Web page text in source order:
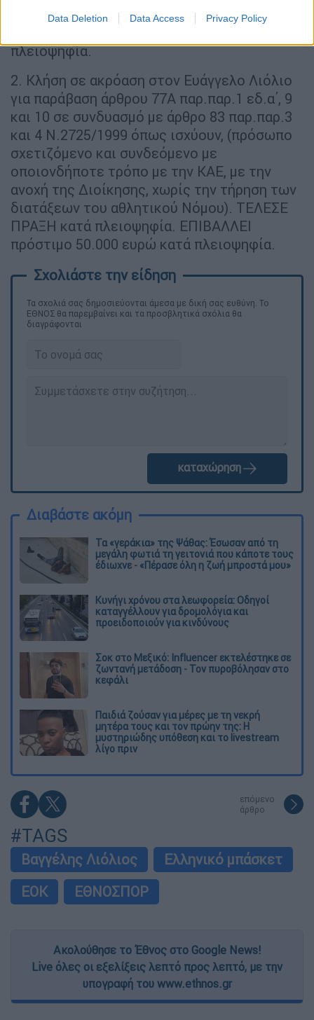
Data Deletion Data Access Privacy Policy
1.3.) ΤΕΛΕΣΤΗΚΕ ΠΡΑΞΗ κατά πλειοψηφία.
πλειοψηφία.
2. Κλήση σε ακρόαση στον Ευάγγελο Λιόλιο
για παράβαση άρθρου 77Α παρ.παρ.1 εδ.α΄, 9
και 10 σε συνδυασμό με άρθρο 83 παρ.παρ.3
και 4 Ν.2725/1999 όπως ισχύουν, (πρόσωπο
σχετιζόμενο και συνδεόμενο με
οποιονδήποτε τρόπο με την ΚΑΕ, με την
ανοχή της Διοίκησης, χωρίς την τήρηση των
διατάξεων του αθλητικού Νόμου). ΤΕΛΕΣΕ
ΠΡΑΞΗ κατά πλειοψηφία. ΕΠΙΒΑΛΛΕΙ
πρόστιμο 50.000 ευρώ κατά πλειοψηφία.
Τα σχολιά σας δημοσιεύονται άμεσα με δική σας ευθύνη. Το
ΕΘΝΟΣ θα παρεμβαίνει και τα προσβλητικά σχόλια θα
διαγράφονται
καταχώρηση
Διαβάστε ακόμη
Τα «γεράκια» της Ψάθας: Έσωσαν από τη
μεγάλη φωτιά τη γειτονιά που κάποτε τους
έδιωχνε - «Πέρασε όλη η ζωή μπροστά μου»
Κυνήγι χρόνου στα λεωφορεία: Οδηγοί
καταγγέλλουν για δρομολόγια και
προειδοποιούν για κινδύνους
Σοκ στο Μεξικό: Influencer εκτελέστηκε σε
ζωντανή μετάδοση - Τον πυροβόλησαν στο
κεφάλι
Παιδιά ζούσαν για μέρες με τη νεκρή
μητέρα τους και τον πρώην της: Η
μυστηριώδης υπόθεση και το livestream
λίγο πριν
επόμενο
άρθρο
#TAGS
Βαγγέλης Λιόλιος
Ελληνικό μπάσκετ
ΕΟΚ
ΕΘΝΟΣΠΟΡ
Ακολούθησε το Έθνος στο Google News!
Live όλες οι εξελίξεις λεπτό προς λεπτό, με την
υπογραφή του www.ethnos.gr